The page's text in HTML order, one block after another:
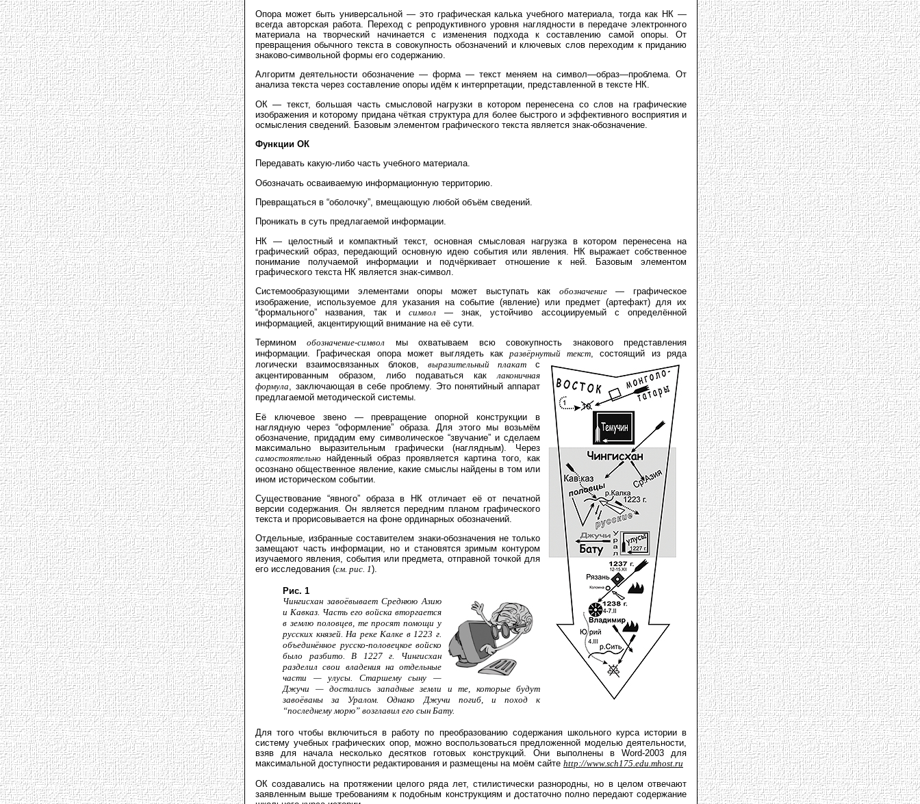
Опора может быть универсальной — это графическая калька учебного материала, тогда как НК —
всегда авторская работа. Переход с репродуктивного уровня наглядности в передаче электронного
материала на творческий начинается с изменения подхода к составлению самой опоры. От
превращения обычного текста в совокупность обозначений и ключевых слов переходим к приданию
знаково-символьной формы его содержанию.
Алгоритм деятельности обозначение — форма — текст меняем на символ—образ—проблема. От
анализа текста через составление опоры идём к интерпретации, представленной в тексте НК.
ОК — текст, большая часть смысловой нагрузки в котором перенесена со слов на графические
изображения и которому придана чёткая структура для более быстрого и эффективного восприятия и
осмысления сведений. Базовым элементом графического текста является знак-обозначение.
Функции ОК
Передавать какую-либо часть учебного материала.
Обозначать осваиваемую информационную территорию.
Превращаться в “оболочку”, вмещающую любой объём сведений.
Проникать в суть предлагаемой информации.
НК — целостный и компактный текст, основная смысловая нагрузка в котором перенесена на
графический образ, передающий основную идею события или явления. НК выражает собственное
понимание получаемой информации и подчёркивает отношение к ней. Базовым элементом
графического текста НК является знак-символ.
Системообразующими элементами опоры может выступать как обозначение— графическое
изображение, используемое для указания на событие (явление) или предмет (артефакт) для их
“формального” названия, так и символ— знак, устойчиво ассоциируемый с определённой
информацией, акцентирующий внимание на её сути.
Терминомобозначение-символ мы охватываем всю совокупность знакового представления
информации. Графическая опора может выглядеть какразвёрнутый текст, состоящий из ряда
логически взаимосвязанных блоков, выразительный плакат с
акцентированным образом, либо подаваться каклаконичная
формула, заключающая в себе проблему. Это понятийный аппарат
предлагаемой методической системы.
Её ключевое звено — превращение опорной конструкции в
наглядную через “оформление” образа. Для этого мы возьмём
обозначение, придадим ему символическое “звучание” и сделаем
максимально выразительным графически (наглядным). Через
самостоятельно найденный образ проявляется картина того, как
осознано общественное явление, какие смыслы найдены в том или
ином историческом событии.
Существование “явного” образа в НК отличает её от печатной
версии содержания. Он является передним планом графического
текста и прорисовывается на фоне ординарных обозначений.
Отдельные, избранные составителем знаки-обозначения не только
замещают часть информации, но и становятся зримым контуром
изучаемого явления, события или предмета, отправной точкой для
его исследования (см. рис. 1).
Рис. 1
Чингисхан завоёвывает Среднюю Азию
и Кавказ. Часть его войска вторгается
в землю половцев, те просят помощи у
русских князей. На реке Калке в 1223 г.
объединённое русско-половецкое войско
было разбито. В 1227 г. Чингисхан
разделил свои владения на отдельные
части — улусы. Старшему сыну —
Джучи — достались западные земли и те, которые будут
завоёваны за Уралом. Однако Джучи погиб, и поход к
“последнему морю” возглавил его сын Бату.
Для того чтобы включиться в работу по преобразованию содержания школьного курса истории в
систему учебных графических опор, можно воспользоваться предложенной моделью деятельности,
взяв для начала несколько десятков готовых конструкций. Они выполнены в Word-2003 для
максимальной доступности редактирования и размещены на моём сайте http://www.sch175.edu.mhost.ru
ОК создавались на протяжении целого ряда лет, стилистически разнородны, но в целом отвечают
заявленным выше требованиям к подобным конструкциям и достаточно полно передают содержание